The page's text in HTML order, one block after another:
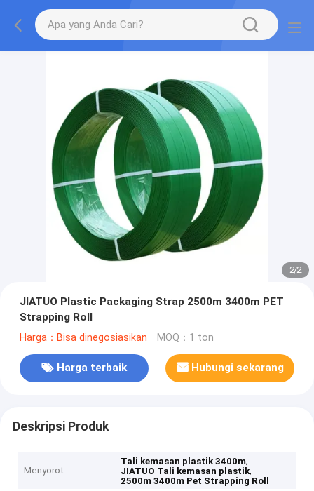
2/2
JIATUO Plastic Packaging Strap 2500m 3400m PET
Strapping Roll
Harga：Bisa dinegosiasikan MOQ：1 ton
Harga terbaik Hubungi sekarang
Deskripsi Produk
Menyorot
Tali kemasan plastik 3400m,
JIATUO Tali kemasan plastik,
2500m 3400m Pet Strapping Roll